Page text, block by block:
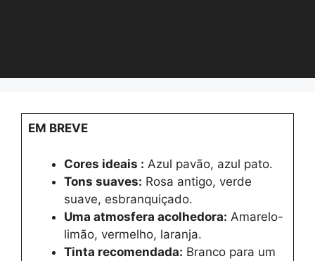
EM BREVE
Cores ideais : Azul pavão, azul pato.
Tons suaves: Rosa antigo, verde
suave, esbranquiçado.
Uma atmosfera acolhedora: Amarelo-
limão, vermelho, laranja.
Tinta recomendada: Branco para um